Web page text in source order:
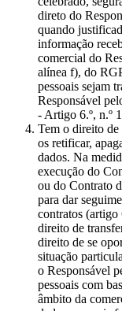
direto do
quando
informação
comercial do
alínea f), do
pessoais sejam
Responsável
- Artigo 6.º, n.º
Tem o direito de
os retificar,
dados. Na
execução do
ou do Contrato
para dar
contratos (artigo
direito de
direito de se
situação
o Responsável
pessoais com
âmbito da